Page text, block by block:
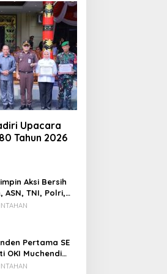
Pimpin
Pascabencana
Upacara
Tahun 2026
Aksi Bersih
ASN, TNI, Polri,
Pertama SE
OKI Muchendi
Data Benar